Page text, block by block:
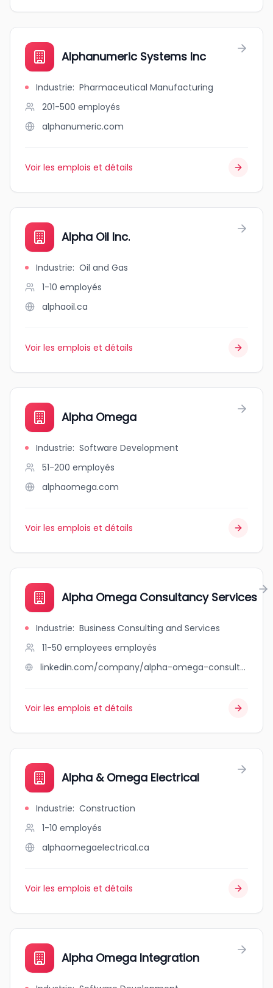
Alphanumeric Systems Inc
Industrie: Pharmaceutical Manufacturing
201-500 employés
alphanumeric.com
Voir les emplois et détails
Alpha Oil Inc.
Industrie: Oil and Gas
1-10 employés
alphaoil.ca
Voir les emplois et détails
Alpha Omega
Industrie: Software Development
51-200 employés
alphaomega.com
Voir les emplois et détails
Alpha Omega Consultancy Services
Industrie: Business Consulting and Services
11-50 employees employés
linkedin.com/company/alpha-omega-consultancy-services
Voir les emplois et détails
Alpha & Omega Electrical
Industrie: Construction
1-10 employés
alphaomegaelectrical.ca
Voir les emplois et détails
Alpha Omega Integration